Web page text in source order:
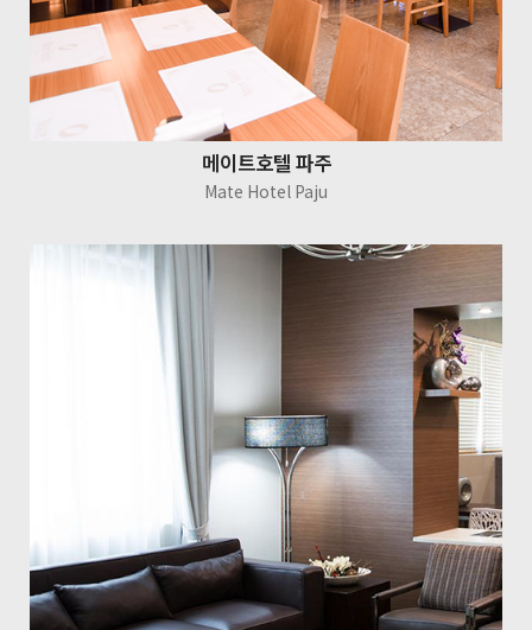
메이트호텔 파주
Mate Hotel Paju